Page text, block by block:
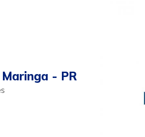
- PR